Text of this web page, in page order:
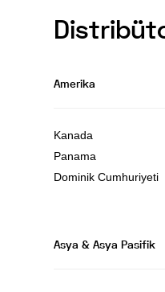
Amerika
Kanada
Panama
Dominik Cumhuriyeti
Asya & Asya Pasifik